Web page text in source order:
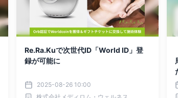
Re.Ra.Kuで次世代ID「World ID」登
録が可能に
2025-08-26 10:00